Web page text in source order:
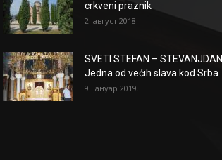
crkveni praznik
2. август 2018.
SVETI STEFAN – STEVANJDAN
Jedna od većih slava kod Srba
9. јануар 2019.